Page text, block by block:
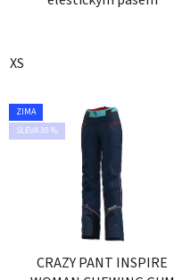
XS
ZIMA
SLEVA 30 %
CRAZY PANT INSPIRE